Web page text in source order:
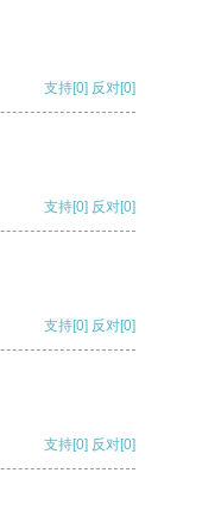
支持[0] 反对[0]
支持[0] 反对[0]
支持[0] 反对[0]
支持[0] 反对[0]